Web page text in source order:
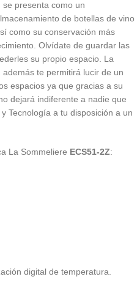
presenta como un
de botellas de vino
como su conservación más
Olvídate de guardar las
su propio espacio. La
te permitirá lucir de un
espacios ya que gracias a su
dejará indiferente a nadie que
Tecnología a tu disposición a un
La Sommeliere ECS51-2Z:
digital de temperatura.